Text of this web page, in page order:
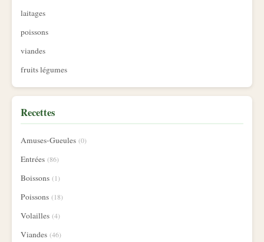
laitages
poissons
viandes
fruits légumes
Recettes
Amuses-Gueules (0)
Entrées (86)
Boissons (1)
Poissons (18)
Volailles (4)
Viandes (46)